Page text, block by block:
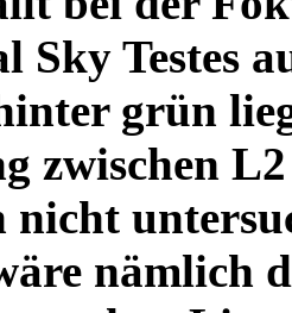
Sky Testes
grün
zwischen
nicht
nämlich